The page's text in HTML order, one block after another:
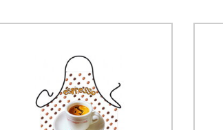
zum Zwecke der Absendung einverstanden.